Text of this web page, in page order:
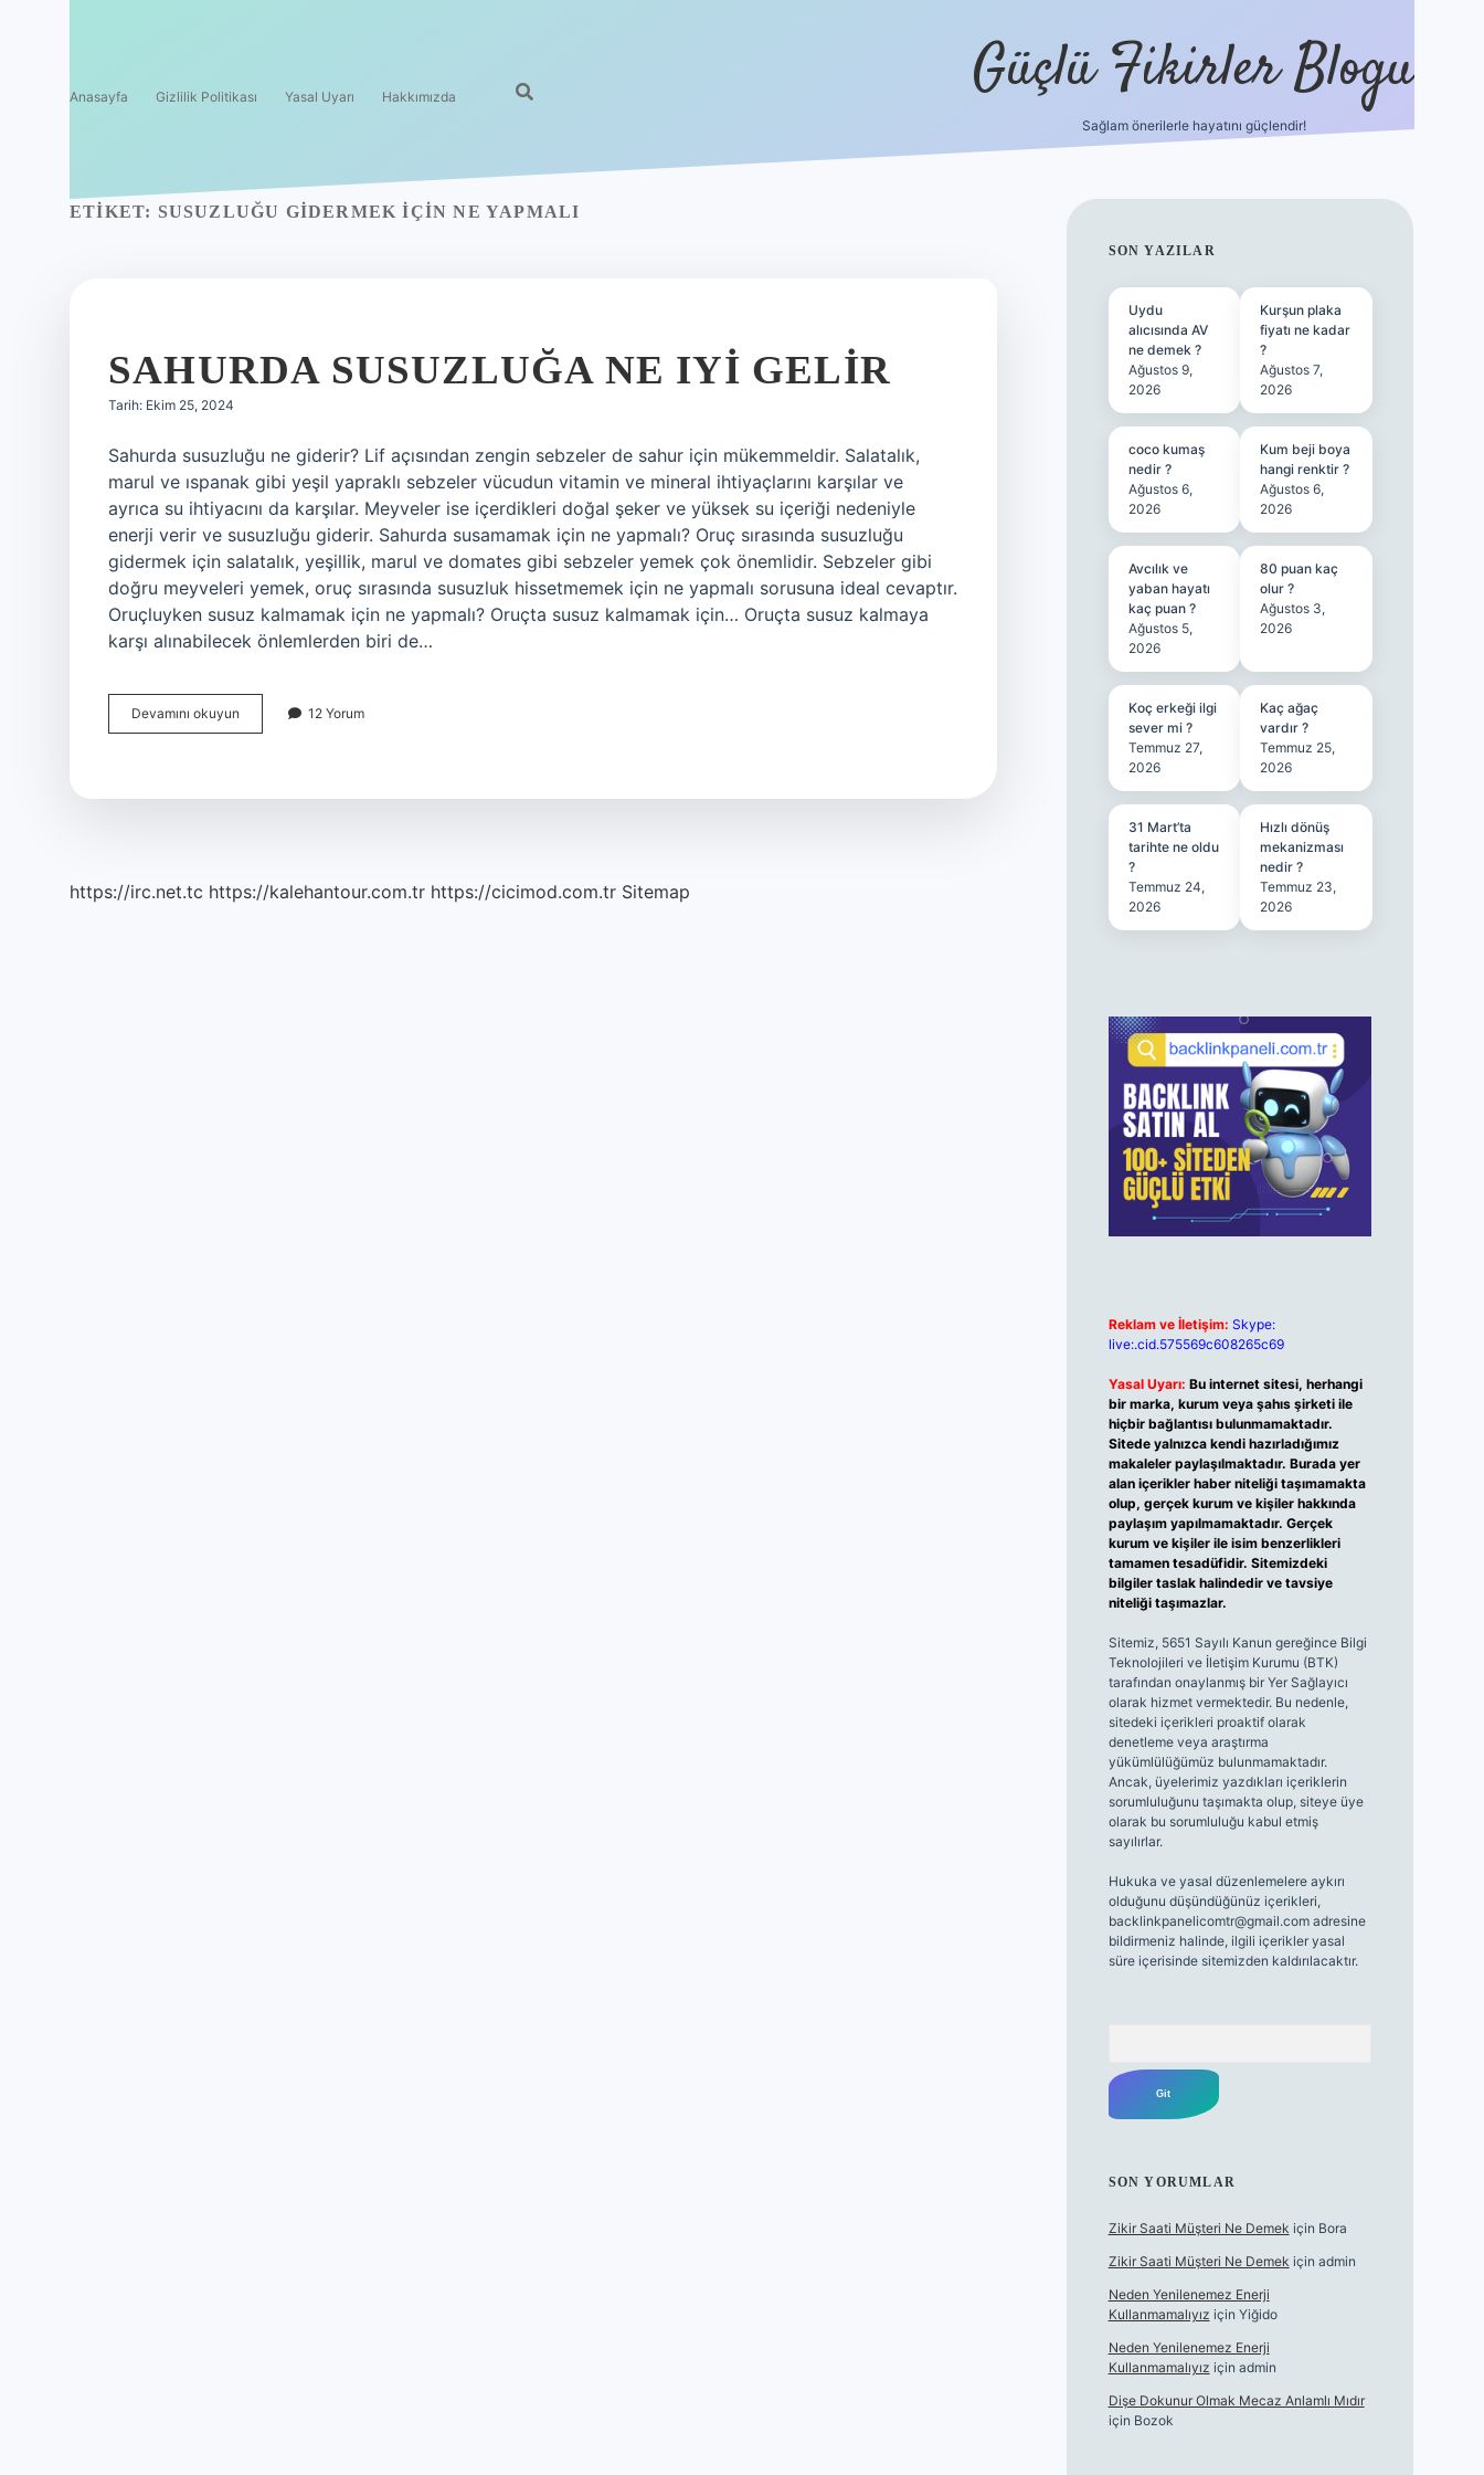
Anasayfa Gizlilik Politikası Yasal Uyarı Hakkımızda Güçlü Fikirler Blogu
Sağlam önerilerle hayatını güçlendir!
ETIKET: SUSUZLUĞU GIDERMEK IÇIN NE YAPMALI
SAHURDA SUSUZLUĞA NE IYI GELIR
Tarih: Ekim 25, 2024
Sahurda susuzluğu ne giderir? Lif açısından zengin sebzeler de sahur için mükemmeldir. Salatalık,
marul ve ıspanak gibi yeşil yapraklı sebzeler vücudun vitamin ve mineral ihtiyaçlarını karşılar ve
ayrıca su ihtiyacını da karşılar. Meyveler ise içerdikleri doğal şeker ve yüksek su içeriği nedeniyle
enerji verir ve susuzluğu giderir. Sahurda susamamak için ne yapmalı? Oruç sırasında susuzluğu
gidermek için salatalık, yeşillik, marul ve domates gibi sebzeler yemek çok önemlidir. Sebzeler gibi
doğru meyveleri yemek, oruç sırasında susuzluk hissetmemek için ne yapmalı sorusuna ideal cevaptır.
Oruçluyken susuz kalmamak için ne yapmalı? Oruçta susuz kalmamak için… Oruçta susuz kalmaya
karşı alınabilecek önlemlerden biri de…
Devamını okuyun Sahurda
Susuzluğa
12 Yorum
https://irc.net.tc https://kalehantour.com.tr https://cicimod.com.tr Sitemap
SIDEBAR
SON YAZILAR
Uydu
alıcısında AV
ne demek ?
Ağustos 9,
2026
Kurşun plaka
fiyatı ne kadar
?
Ağustos 7,
2026
coco kumaş
nedir ?
Ağustos 6,
2026
Kum beji boya
hangi renktir ?
Ağustos 6,
2026
Avcılık ve
yaban hayatı
kaç puan ?
Ağustos 5,
2026
80 puan kaç
olur ?
Ağustos 3,
2026
Koç erkeği ilgi
sever mi ?
Temmuz 27,
2026
Kaç ağaç
vardır ?
Temmuz 25,
2026
31 Mart’ta
tarihte ne oldu
?
Temmuz 24,
2026
Hızlı dönüş
mekanizması
nedir ?
Temmuz 23,
2026
Reklam ve İletişim: Skype:
live:.cid.575569c608265c69
Yasal Uyarı: Bu internet sitesi, herhangi
bir marka, kurum veya şahıs şirketi ile
hiçbir bağlantısı bulunmamaktadır.
Sitede yalnızca kendi hazırladığımız
makaleler paylaşılmaktadır. Burada yer
alan içerikler haber niteliği taşımamakta
olup, gerçek kurum ve kişiler hakkında
paylaşım yapılmamaktadır. Gerçek
kurum ve kişiler ile isim benzerlikleri
tamamen tesadüfidir. Sitemizdeki
bilgiler taslak halindedir ve tavsiye
niteliği taşımazlar.
Sitemiz, 5651 Sayılı Kanun gereğince Bilgi
Teknolojileri ve İletişim Kurumu (BTK)
tarafından onaylanmış bir Yer Sağlayıcı
olarak hizmet vermektedir. Bu nedenle,
sitedeki içerikleri proaktif olarak
denetleme veya araştırma
yükümlülüğümüz bulunmamaktadır.
Ancak, üyelerimiz yazdıkları içeriklerin
sorumluluğunu taşımakta olup, siteye üye
olarak bu sorumluluğu kabul etmiş
sayılırlar.
Hukuka ve yasal düzenlemelere aykırı
olduğunu düşündüğünüz içerikleri,
backlinkpanelicomtr@gmail.comadresine
bildirmeniz halinde, ilgili içerikler yasal
süre içerisinde sitemizden kaldırılacaktır.
SON YORUMLAR
Zikir Saati Müşteri Ne Demek için Bora
Zikir Saati Müşteri Ne Demek için admin
Neden Yenilenemez Enerji
Kullanmamalıyız için Yiğido
Neden Yenilenemez Enerji
Kullanmamalıyız için admin
Dişe Dokunur Olmak Mecaz Anlamlı Mıdır
için Bozok
ilbet bahis sitesi